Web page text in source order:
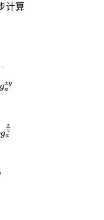
计算